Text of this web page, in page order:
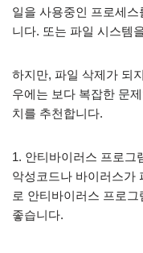
일을 사용중인 프로세
니다. 또는 파일 시스템
하지만, 파일 삭제가 되
우에는 보다 복잡한 문
치를 추천합니다.
1. 안티바이러스 프로그
악성코드나 바이러스가
로 안티바이러스 프로
좋습니다.